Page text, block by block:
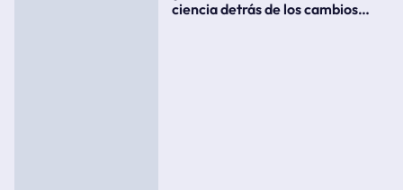
ciencia detrás de los cambios